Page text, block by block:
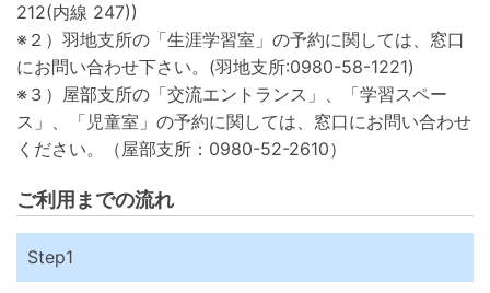
212(内線 247))
※２）羽地支所の「生涯学習室」の予約に関しては、窓口
にお問い合わせ下さい。(羽地支所:0980-58-1221)
※３）屋部支所の「交流エントランス」、「学習スペー
ス」、「児童室」の予約に関しては、窓口にお問い合わせ
ください。（屋部支所：0980-52-2610）
ご利用までの流れ
Step1